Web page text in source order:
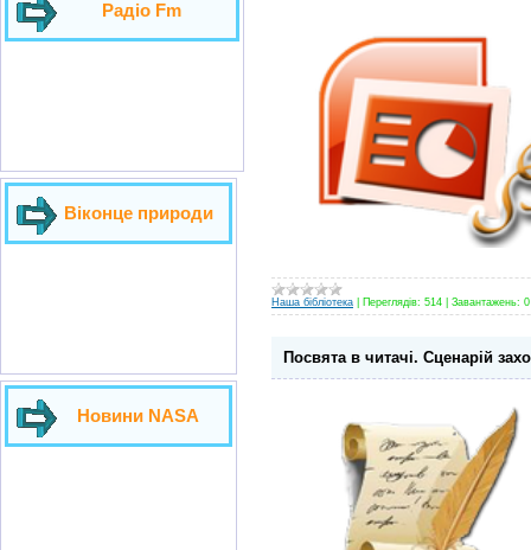
Радіо Fm
Віконце природи
Новини NASA
Наша бібліотека Переглядів: 514 Завантажень: 0
Посвята в читачі. Сценарій